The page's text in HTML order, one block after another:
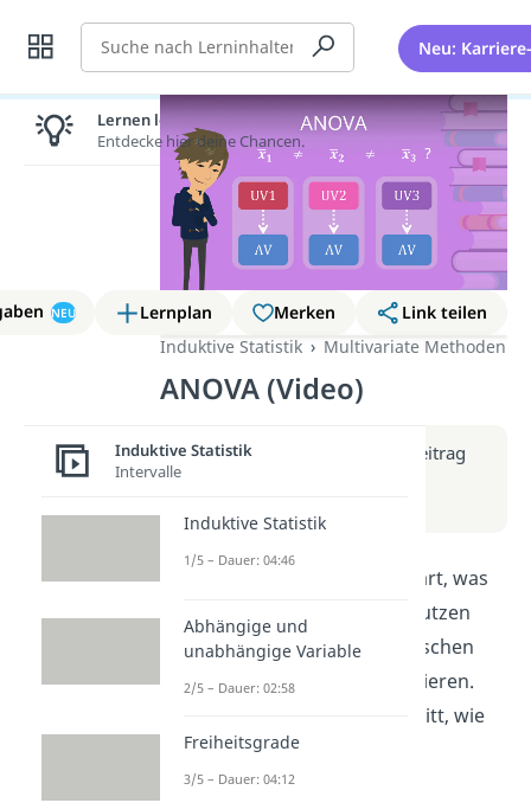
Suche Neu:
NEU Lernplan Merken
Link teilen
Induktive Statistik
Multivariate Methoden
ANOVA (Video)
Weitere Infos erhältst du im Beitrag
zum Video
In diesem Video wird dir erklärt, was
ANOVA ist und wie du es benutzen
kannst, um Unterschiede zwischen
mehreren Gruppen zu analysieren.
Wir zeigen dir Schritt für Schritt, wie
du ANOVA durchführst und
interpretierst, um fundierte
Lernen lohnt sich!
Entdecke hier deine Chancen.
Induktive Statistik
Intervalle
Induktive Statistik
1/5 – Dauer: 04:46
Abhängige und
unabhängige Variable
2/5 – Dauer: 02:58
Freiheitsgrade
3/5 – Dauer: 04:12